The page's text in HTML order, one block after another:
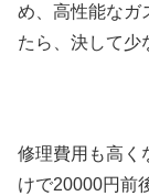
め、高性能なガ
たら、決して少
修理費用も高く
けで20000円前